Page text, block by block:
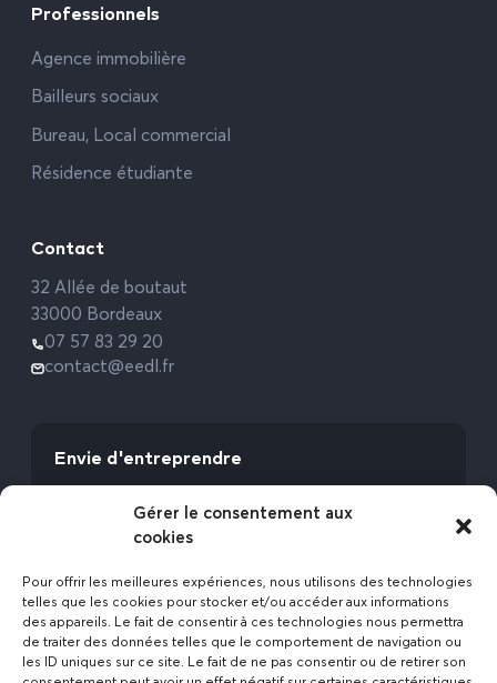
Gérer le consentement aux
cookies
Pour offrir les meilleures expériences, nous utilisons des technologies
telles que les cookies pour stocker et/ou accéder aux informations
des appareils. Le fait de consentir à ces technologies nous permettra
de traiter des données telles que le comportement de navigation ou
les ID uniques sur ce site. Le fait de ne pas consentir ou de retirer son
Professionnels
Agence immobilière
Bailleurs sociaux
Bureau, Local commercial
Résidence étudiante
Contact
32 Allée de boutaut
33000 Bordeaux
07 57 83 29 20
contact@eedl.fr
Envie d'entreprendre
avec l’Expert Etat des Lieux !
Rejoignez-nous